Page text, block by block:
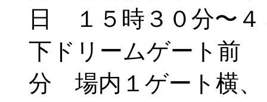
日 １５時３０分〜
下ドリームゲート前
分 場内１ゲート横